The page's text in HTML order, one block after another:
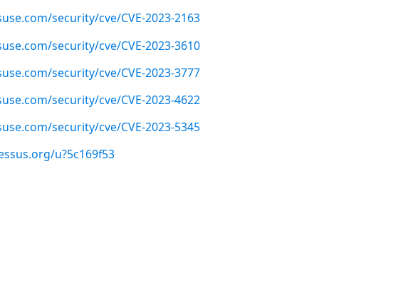
security/cve/CVE-2023-2163
security/cve/CVE-2023-3610
security/cve/CVE-2023-3777
security/cve/CVE-2023-4622
security/cve/CVE-2023-5345
u?5c169f53